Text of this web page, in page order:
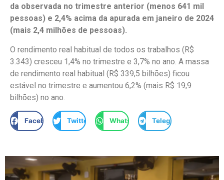
da observada no trimestre anterior (menos 641 mil
pessoas) e 2,4% acima da apurada em janeiro de 2024
(mais 2,4 milhões de pessoas).
O rendimento real habitual de todos os trabalhos (R$
3.343) cresceu 1,4% no trimestre e 3,7% no ano. A massa
de rendimento real habitual (R$ 339,5 bilhões) ficou
estável no trimestre e aumentou 6,2% (mais R$ 19,9
bilhões) no ano.
Facebook Twitter WhatsApp Telegram